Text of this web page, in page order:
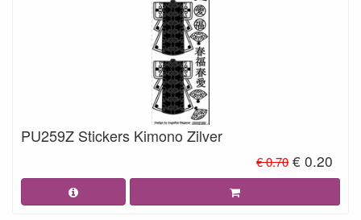
PU259Z Stickers Kimono Zilver
€ 0.70 € 0.20